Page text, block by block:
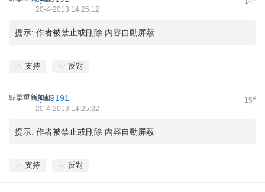
20-4-2013 14:25:12
提示: 作者被禁止或刪除 內容自動屏蔽
支持 反對
點擊重新加載 15#
ejial9191
20-4-2013 14:25:32
提示: 作者被禁止或刪除 內容自動屏蔽
支持 反對